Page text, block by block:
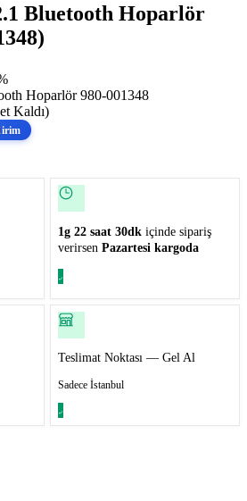
Bluetooth Hoparlör
Hoparlör 980-001348
Kaldı)
1g 22 saat 30dk içinde sipariş
verirsen Pazartesi kargoda
Teslimat Noktası — Gel Al
Sadece İstanbul